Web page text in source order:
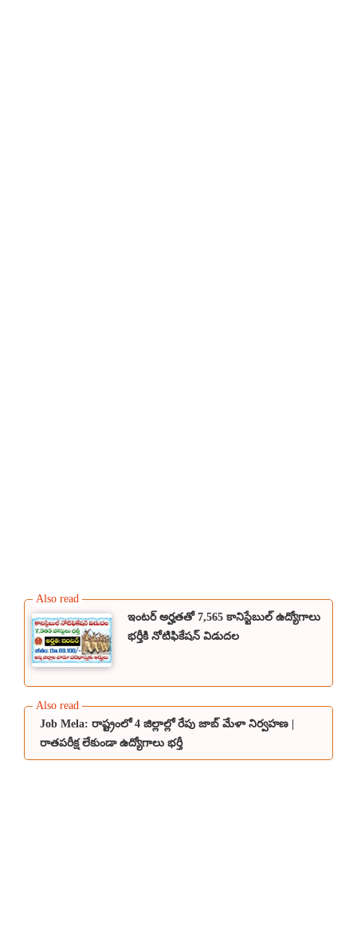
ఇంటర్ అర్హతతో 7,565 కానిస్టేబుల్ ఉద్యోగాలు
భర్తీకి నోటిఫికేషన్ విడుదల
Job Mela: రాష్ట్రంలో 4 జిల్లాల్లో రేపు జాబ్ మేళా నిర్వహణ |
రాతపరీక్ష లేకుండా ఉద్యోగాలు భర్తీ